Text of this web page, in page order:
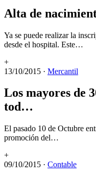
Alta de
Ya se puede realizar la
desde el hospital. Este…
+
13/10/2015 · Mercantil
Los mayores de
tod…
El pasado 10 de Octubre
promoción del…
+
09/10/2015 · Contable